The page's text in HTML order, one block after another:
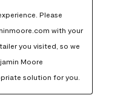
Please
with your
you visited, so we
Moore
solution for you.